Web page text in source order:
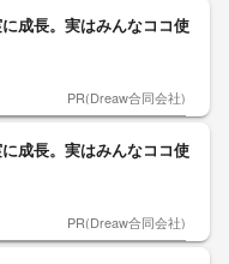
成長。実はみんなココ使
PR(Dreaw合同会社)
成長。実はみんなココ使
PR(Dreaw合同会社)